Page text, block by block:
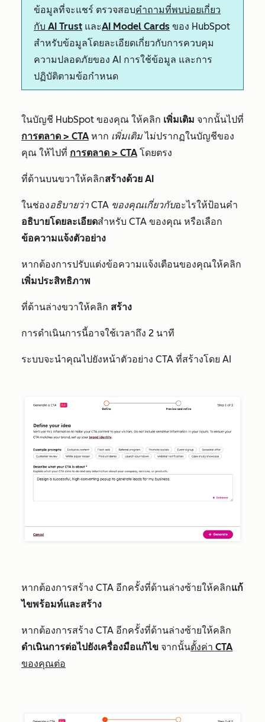
ข้อมูลที่จะแชร์ ตรวจสอบคำถามที่พบบ่อยเกี่ยว
กับ AI Trust และAI Model Cards ของ HubSpot
สำหรับข้อมูลโดยละเอียดเกี่ยวกับการควบคุม
ความปลอดภัยของ AI การใช้ข้อมูล และการ
ปฏิบัติตามข้อกำหนด
ในบัญชี HubSpot ของคุณ ให้คลิก เพิ่มเติม จากนั้นไปที่
การตลาด > CTA หาก เพิ่มเติมไม่ปรากฏในบัญชีของ
คุณ ให้ไปที่ การตลาด > CTA โดยตรง
ที่ด้านบนขวาให้คลิกสร้างด้วย AI
ในช่องอธิบายว่า CTA ของคุณเกี่ยวกับอะไรให้ป้อนคำ
อธิบายโดยละเอียดสำหรับ CTA ของคุณ หรือเลือก
ข้อความแจ้งตัวอย่าง
หากต้องการปรับแต่งข้อความแจ้งเตือนของคุณให้คลิก
เพิ่มประสิทธิภาพ
ที่ด้านล่างขวาให้คลิก สร้าง
การดำเนินการนี้อาจใช้เวลาถึง 2 นาที
ระบบจะนำคุณไปยังหน้าตัวอย่าง CTA ที่สร้างโดย AI
หากต้องการสร้าง CTA อีกครั้งที่ด้านล่างซ้ายให้คลิกแก้
ไขพร้อมท์และสร้าง
หากต้องการสร้าง CTA อีกครั้งที่ด้านล่างซ้ายให้คลิก
ดำเนินการต่อไปยังเครื่องมือแก้ไข จากนั้นตั้งค่า CTA
ของคุณต่อ